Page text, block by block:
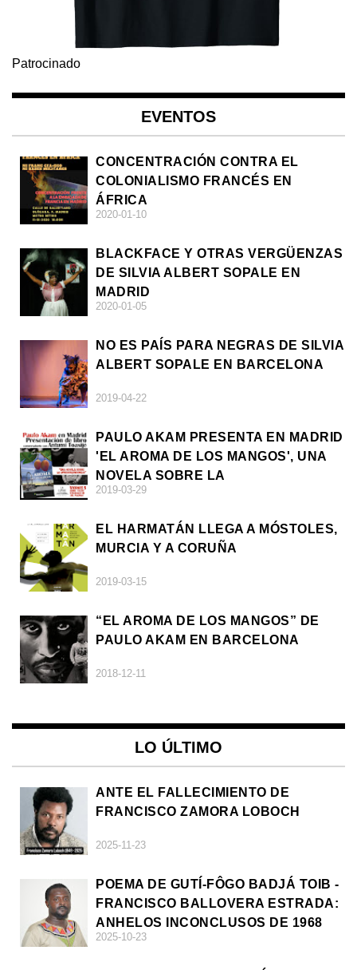
Patrocinado
EVENTOS
CONCENTRACIÓN CONTRA EL
COLONIALISMO FRANCÉS EN
ÁFRICA
2020-01-10
BLACKFACE Y OTRAS VERGÜENZAS
DE SILVIA ALBERT SOPALE EN
MADRID
2020-01-05
NO ES PAÍS PARA NEGRAS DE SILVIA
ALBERT SOPALE EN BARCELONA
2019-04-22
PAULO AKAM PRESENTA EN MADRID
'EL AROMA DE LOS MANGOS', UNA
NOVELA SOBRE LA
AFRODESCENDENCIA
2019-03-29
EL HARMATÁN LLEGA A MÓSTOLES,
MURCIA Y A CORUÑA
2019-03-15
“EL AROMA DE LOS MANGOS” DE
PAULO AKAM EN BARCELONA
2018-12-11
LO ÚLTIMO
ANTE EL FALLECIMIENTO DE
FRANCISCO ZAMORA LOBOCH
2025-11-23
POEMA DE GUTÍ-FÔGO BADJÁ TOIB -
FRANCISCO BALLOVERA ESTRADA:
ANHELOS INCONCLUSOS DE 1968
2025-10-23